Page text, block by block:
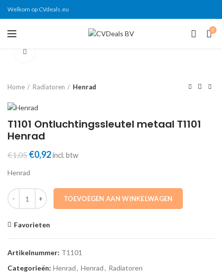
Welkom op CVdeals.eu
0
Home Radiatoren Henrad
T1101 Ontluchtingssleutel metaal T1101
Henrad
€1,05 Oorspronkelijke
was:
€1,05.
€0,92Huidige
€0,92.
incl. btw
Henrad
T1101 Ontluchtingssleutel metaal T1101 Henrad aantal
TOEVOEGEN AAN WINKELWAGEN
Favorieten
Artikelnummer: T1101
Categorieën: Henrad, Henrad, Radiatoren